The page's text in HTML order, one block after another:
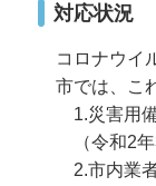
対応状況
コロナウイ
市では、こ
1.災害用
（令和2
2.市内業